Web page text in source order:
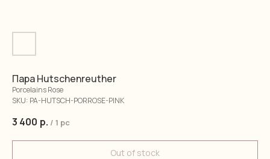
Пара Hutschenreuther
Porcelains Rose
SKU: PA-HUTSCH-PORROSE-PINK
3 400 р. / 1 pc
Out of stock